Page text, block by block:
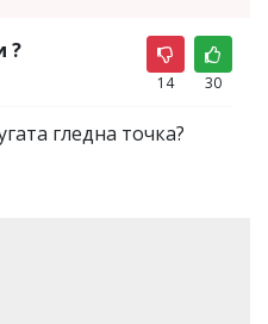
?
14 30
гледна точка?